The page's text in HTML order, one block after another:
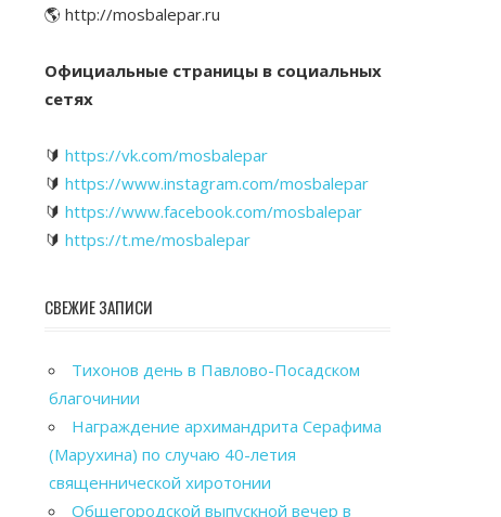
🌎 http://mosbalepar.ru
Официальные страницы в социальных
сетях
🔰 https://vk.com/mosbalepar
🔰 https://www.instagram.com/mosbalepar
🔰 https://www.facebook.com/mosbalepar
🔰 https://t.me/mosbalepar
СВЕЖИЕ ЗАПИСИ
Тихонов день в Павлово-Посадском
благочинии
Награждение архимандрита Серафима
(Марухина) по случаю 40-летия
священнической хиротонии
Общегородской выпускной вечер в